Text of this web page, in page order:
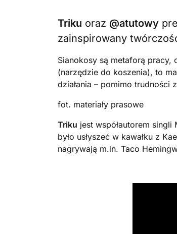
Triku oraz @atutowy
zainspirowany
Sianokosy są metaforą pracy,
(narzędzie do koszenia), to
działania – pomimo trudności
fot. materiały prasowe
Triku jest współautorem singli
było usłyszeć w kawałku z
nagrywają m.in. Taco